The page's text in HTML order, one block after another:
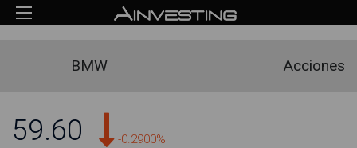
BMW Acciones
59.60 -0.2900%